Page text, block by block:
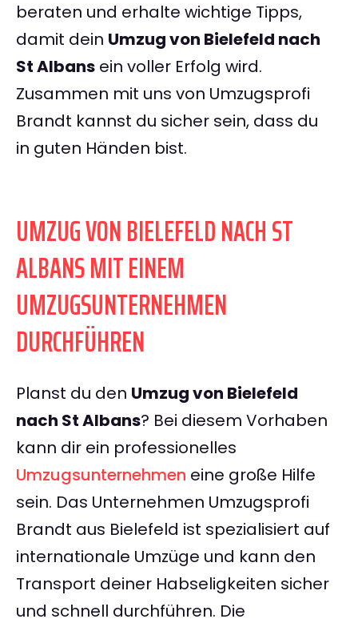
beraten und erhalte wichtige Tipps,
damit dein Umzug von Bielefeld nach
St Albans ein voller Erfolg wird.
Zusammen mit uns von Umzugsprofi
Brandt kannst du sicher sein, dass du
in guten Händen bist.
UMZUG VON BIELEFELD NACH ST
ALBANS MIT EINEM
UMZUGSUNTERNEHMEN
DURCHFÜHREN
Planst du den Umzug von Bielefeld
nach St Albans? Bei diesem Vorhaben
kann dir ein professionelles
Umzugsunternehmen eine große Hilfe
sein. Das Unternehmen Umzugsprofi
Brandt aus Bielefeld ist spezialisiert auf
internationale Umzüge und kann den
Transport deiner Habseligkeiten sicher
und schnell durchführen. Die